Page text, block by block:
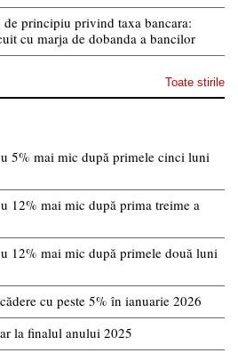
de principiu privind taxa bancara:
cu marja de dobanda a bancilor
Toate stirile
5% mai mic după primele cinci luni
12% mai mic după prima treime a
12% mai mic după primele două luni
cu peste 5% în ianuarie 2026
la finalul anului 2025